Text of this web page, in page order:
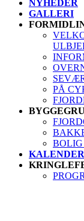
NYHEDER
GALLERI
PÅ
KALENDER